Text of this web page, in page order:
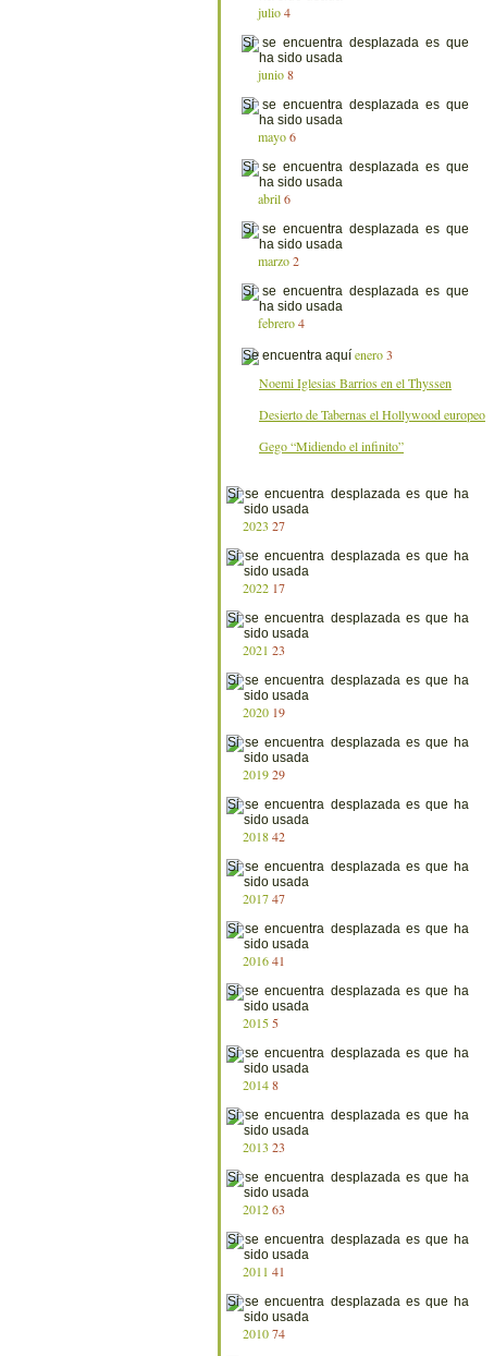
julio 4
junio 8
mayo 6
abril 6
marzo 2
febrero 4
enero 3
Noemi Iglesias Barrios en el Thyssen
Desierto de Tabernas el Hollywood europeo
Gego “Midiendo el infinito”
2023 27
2022 17
2021 23
2020 19
201929
201842
201747
201641
2015 5
20148
2013 23
201263
2011 41
201074